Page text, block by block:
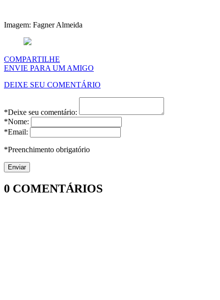
Imagem: Fagner Almeida
COMPARTILHE
ENVIE PARA UM AMIGO
DEIXE SEU COMENTÁRIO
*Deixe seu comentário:
*Nome:
*Email:
*Preenchimento obrigatório
0 COMENTÁRIOS